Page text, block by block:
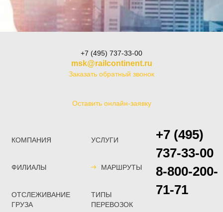
+7 (495) 737-33-00
msk@railcontinent.ru
Заказать обратный звонок
Оставить онлайн-заявку
КОМПАНИЯ УСЛУГИ
ФИЛИАЛЫ МАРШРУТЫ
ОТСЛЕЖИВАНИЕ
ГРУЗА
ТИПЫ
ПЕРЕВОЗОК
+7 (495)
737-33-00
8-800-200-
71-71